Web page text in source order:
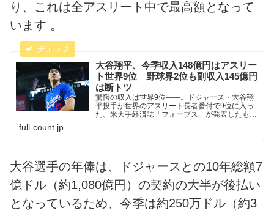
り、これは全アスリート中で最高額となって
います 。
大谷翔平、今季収入148億円はアスリー
ト世界9位 野球界2位も副収入145億円
は断トツ
驚愕の収入は世界9位――。ドジャース・大谷翔
平投手が世界のアスリート長者番付で9位に入っ
た。米大手経済誌「フォーブス」が発表したもの
full-count.jp
大谷選手の年俸は、ドジャースとの10年総額7
億ドル（約1,080億円）の契約の大半が後払い
となっているため、今季は約250万ドル（約3